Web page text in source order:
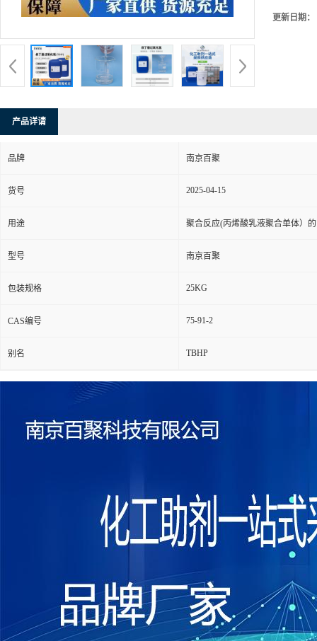
更新日期：
产品详请
品牌 南京百聚
货号 2025-04-15
用途 聚合反应(丙烯酸乳液聚合单体）
型号 南京百聚
包装规格 25KG
CAS编号 75-91-2
别名 TBHP